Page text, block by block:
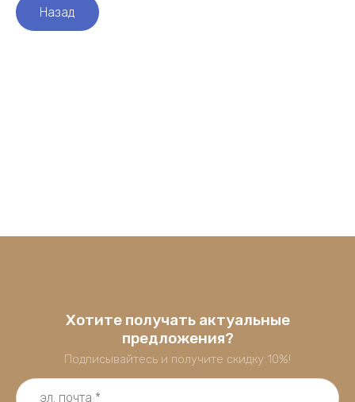
Назад
Хотите получать актуальные
предложения?
Подписывайтесь и получите скидку 10%!